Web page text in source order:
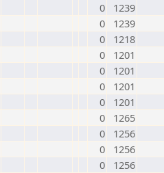
0
1239
0
1239
0
1218
0
1201
0
1201
0
1201
0
1201
0
1265
0
1256
0
1256
0
1256